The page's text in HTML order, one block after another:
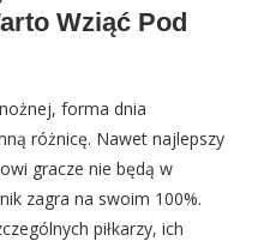
Wziąć Pod
forma dnia
różnicę. Nawet najlepszy
gracze nie będą w
zagra na swoim 100%.
piłkarzy, ich